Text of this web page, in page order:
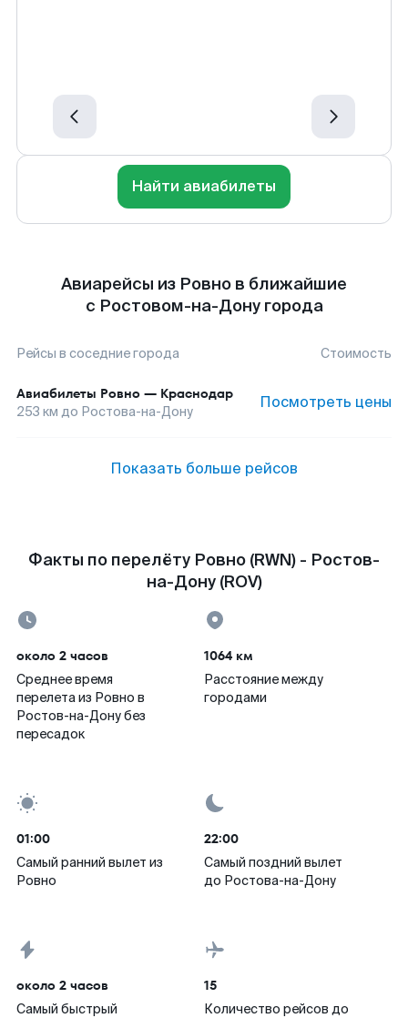
Найти авиабилеты
Авиарейсы из Ровно в ближайшие
с Ростовом-на-Дону города
Рейсы в соседние города Стоимость
Авиабилеты Ровно — Краснодар
253 км до Ростова-на-Дону Посмотреть цены
Показать больше рейсов
Факты по перелёту Ровно (RWN) - Ростов-
на-Дону (ROV)
около 2 часов
Среднее время
перелета из Ровно в
Ростов-на-Дону без
пересадок
1064 км
Расстояние между
городами
01:00
Самый ранний вылет из
Ровно
22:00
Самый поздний вылет
до Ростова-на-Дону
около 2 часов
Самый быстрый
15
Количество рейсов до